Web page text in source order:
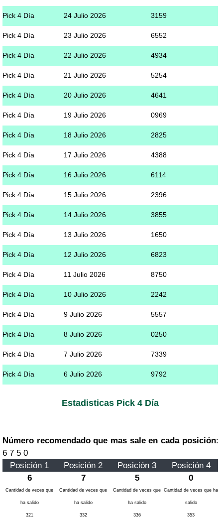
Pick 4 Día 24 Julio 2026 3159
Pick 4 Día 23 Julio 2026 6552
Pick 4 Día 22 Julio 2026 4934
Pick 4 Día 21 Julio 2026 5254
Pick 4 Día 20 Julio 2026 4641
Pick 4 Día 19 Julio 2026 0969
Pick 4 Día 18 Julio 2026 2825
Pick 4 Día 17 Julio 2026 4388
Pick 4 Día 16 Julio 2026 6114
Pick 4 Día 15 Julio 2026 2396
Pick 4 Día 14 Julio 2026 3855
Pick 4 Día 13 Julio 2026 1650
Pick 4 Día 12 Julio 2026 6823
Pick 4 Día 11 Julio 2026 8750
Pick 4 Día 10 Julio 2026 2242
Pick 4 Día 9 Julio 2026 5557
Pick 4 Día 8 Julio 2026 0250
Pick 4 Día 7 Julio 2026 7339
Pick 4 Día 6 Julio 2026 9792
Estadisticas Pick 4 Día
Número recomendado que mas sale en cada posición:
6 7 5 0
Posición 1
Posición 2 Posición 3
Posición 4
6
7 5 0
Cantidad de veces que
ha salido
321
Cantidad de veces que
ha salido
332
Cantidad de veces que
ha salido
336
Cantidad de veces que ha
salido
353